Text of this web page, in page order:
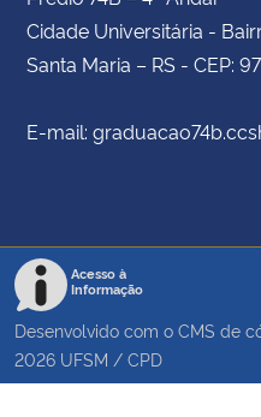
Cidade Universitária -
Santa Maria – RS - CEP:
E-mail:
Acesso à
Informação
Desenvolvido com o CMS de
2026 UFSM / CPD